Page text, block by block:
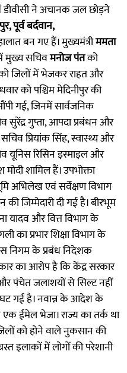
डीवीसी ने अचानक जल छोड़ने
पूर्व बर्दवान,
बन गए हैं। मुख्यमंत्रीममता
मुख्य सचिवमनोज पंतको
को जिलों में भेजकर राहत और
को पश्चिम मेदिनीपुर की
गई, जिनमें सार्वजनिक
गुप्ता, आपदा प्रबंधन और
प्रियांक सिंह, स्वास्थ्य और
यूनिस रिसिन इस्माइल और
शामिल हैं। उपभोक्ता
अभिलेख एवं सर्वेक्षण विभाग
जिम्मेदारी दी गई है। बीरभूम
यादव और वित्त विभाग के
का प्रभार शिक्षा विभाग के
निगम के प्रबंध निदेशक
का आरोप है कि केंद्र सरकार
पंचेत जलाशयों से सिल्ट नहीं
गई है। नवान्न के आदेश के
एक ईमेल भेजा। राज्य का तर्क था
को होने वाले नुकसान की
इलाकों में लोगों की परेशानी